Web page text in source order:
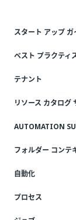
スタート アップ ガ
ベスト プラクティ
テナント
リソース カタログ
AUTOMATION
フォルダー コンテ
自動化
プロセス